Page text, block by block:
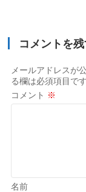
コメントを
メールアドレスが
る欄は必須項目です
コメント ※
名前